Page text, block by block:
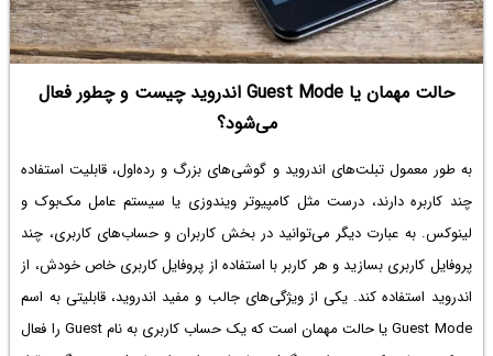
حالت مهمان یا Guest Mode اندروید چیست و چطور فعال
می‌شود؟
به طور معمول تبلت‌های اندروید و گوشی‌های بزرگ و رده‌اول، قابلیت استفاده
چند کاربره دارند، درست مثل کامپیوتر ویندوزی یا سیستم عامل مک‌بوک و
لینوکس. به عبارت دیگر می‌توانید در بخش کاربران و حساب‌های کاربری، چند
پروفایل کاربری بسازید و هر کاربر با استفاده از پروفایل کاربری خاص خودش، از
اندروید استفاده کند. یکی از ویژگی‌های جالب و مفید اندروید، قابلیتی به اسم
Guest Mode یا حالت مهمان است که یک حساب کاربری به نام Guest را فعال